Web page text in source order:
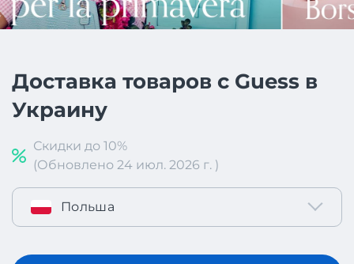
Доставка товаров с Guess в
Украину
Скидки до 10%
(Обновлено 24 июл. 2026 г. )
Польша